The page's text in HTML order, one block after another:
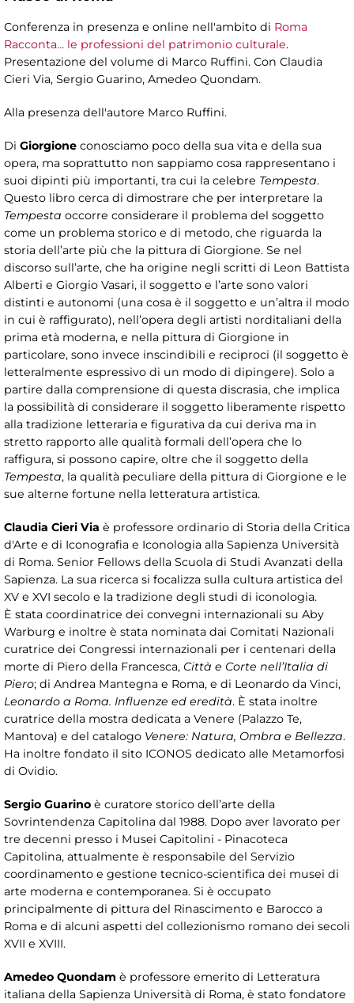
Conferenza in presenza e online nell'ambito di Roma
Racconta… le professioni del patrimonio culturale.
Presentazione del volume di Marco Ruffini. Con Claudia
Cieri Via, Sergio Guarino, Amedeo Quondam.
Alla presenza dell'autore Marco Ruffini.
Di Giorgione conosciamo poco della sua vita e della sua
opera, ma soprattutto non sappiamo cosa rappresentano i
suoi dipinti più importanti, tra cui la celebre Tempesta.
Questo libro cerca di dimostrare che per interpretare la
Tempesta occorre considerare il problema del soggetto
come un problema storico e di metodo, che riguarda la
storia dell’arte più che la pittura di Giorgione. Se nel
discorso sull’arte, che ha origine negli scritti di Leon Battista
Alberti e Giorgio Vasari, il soggetto e l’arte sono valori
distinti e autonomi (una cosa è il soggetto e un’altra il modo
in cui è raffigurato), nell’opera degli artisti norditaliani della
prima età moderna, e nella pittura di Giorgione in
particolare, sono invece inscindibili e reciproci (il soggetto è
letteralmente espressivo di un modo di dipingere). Solo a
partire dalla comprensione di questa discrasia, che implica
la possibilità di considerare il soggetto liberamente rispetto
alla tradizione letteraria e figurativa da cui deriva ma in
stretto rapporto alle qualità formali dell’opera che lo
raffigura, si possono capire, oltre che il soggetto della
Tempesta, la qualità peculiare della pittura di Giorgione e le
sue alterne fortune nella letteratura artistica.
Claudia Cieri Via è professore ordinario di Storia della Critica
d'Arte e di Iconografia e Iconologia alla Sapienza Università
di Roma. Senior Fellows della Scuola di Studi Avanzati della
Sapienza. La sua ricerca si focalizza sulla cultura artistica del
XV e XVI secolo e la tradizione degli studi di iconologia.
È stata coordinatrice dei convegni internazionali su Aby
Warburg e inoltre è stata nominata dai Comitati Nazionali
curatrice dei Congressi internazionali per i centenari della
morte di Piero della Francesca, Città e Corte nell’Italia di
Piero; di Andrea Mantegna e Roma, e di Leonardo da Vinci,
Leonardo a Roma. Influenze ed eredità. È stata inoltre
curatrice della mostra dedicata a Venere (Palazzo Te,
Mantova) e del catalogo Venere: Natura, Ombra e Bellezza.
Ha inoltre fondato il sito ICONOS dedicato alle Metamorfosi
di Ovidio.
Sergio Guarino è curatore storico dell’arte della
Sovrintendenza Capitolina dal 1988. Dopo aver lavorato per
tre decenni presso i Musei Capitolini - Pinacoteca
Capitolina, attualmente è responsabile del Servizio
coordinamento e gestione tecnico-scientifica dei musei di
arte moderna e contemporanea. Si è occupato
principalmente di pittura del Rinascimento e Barocco a
Roma e di alcuni aspetti del collezionismo romano dei secoli
XVII e XVIII.
Amedeo Quondam è professore emerito di Letteratura
italiana della Sapienza Università di Roma, è stato fondatore